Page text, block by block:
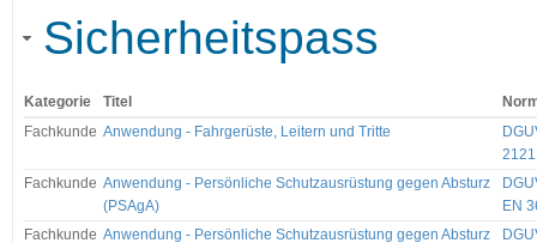
Sicherheitspass
Kategorie Titel
Fachkunde Anwendung - Fahrgerüste, Leitern und Tritte
Fachkunde Anwendung - Persönliche Schutzausrüstung gegen Absturz
(PSAgA)
EN
Fachkunde Anwendung - Persönliche Schutzausrüstung gegen Absturz